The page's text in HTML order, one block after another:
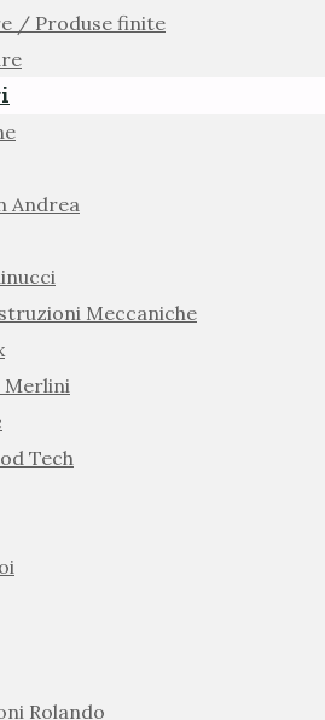
/ Produse finite
Andrea
Meccaniche
Merlini
Tech
Rolando